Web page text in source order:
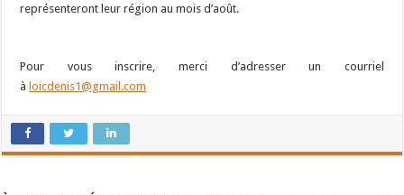
représenteront leur région au mois d’août.
Pour vous inscrire, merci d’adresser un courriel
àloicdenis1@gmail.com